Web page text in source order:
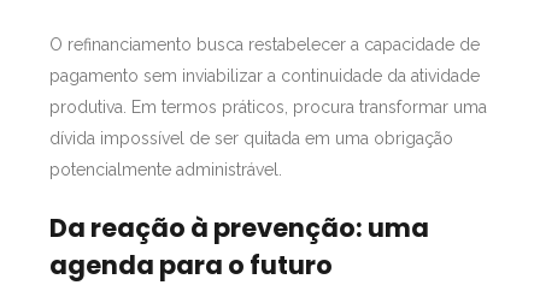
O refinanciamento busca restabelecer a capacidade de
pagamento sem inviabilizar a continuidade da atividade
produtiva. Em termos práticos, procura transformar uma
dívida impossível de ser quitada em uma obrigação
potencialmente administrável.
Da reação à prevenção: uma
agenda para o futuro